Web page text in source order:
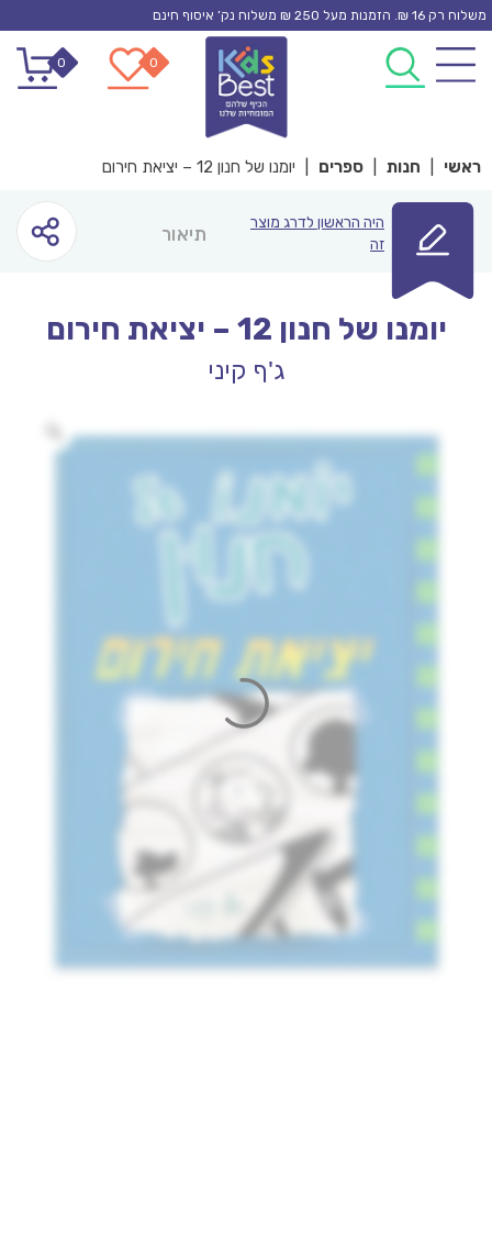
Skip
content
משלוח רק 16 ₪. הזמנות מעל 250 ₪ משלוח נק’ איסוף חינם
0
0
ראשי חנות ספרים יומנו של חנון 12 – יציאת חירום
היה הראשון לדרג מוצר
זה
תיאור
יומנו של חנון 12 – יציאת חירום
ג'ף קיני